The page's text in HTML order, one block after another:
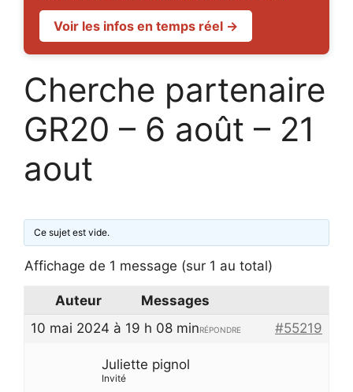
Voir les infos en temps réel →
Cherche partenaire
GR20 – 6 août – 21
aout
Ce sujet est vide.
Affichage de 1 message (sur 1 au total)
Auteur
Messages
10 mai 2024 à 19 h 08 min
#55219
RÉPONDRE
Juliette pignol
Invité